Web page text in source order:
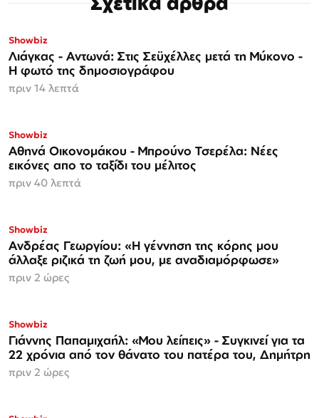
Showbiz
Λιάγκας - Αντωνά: Στις Σεϋχέλλες μετά τη Μύκονο -
Η φωτό της δημοσιογράφου
πριν 14 λεπτά
Showbiz
Αθηνά Οικονομάκου - Μπρούνο Τσερέλα: Νέες
εικόνες απο το ταξίδι του μέλιτος
πριν 40 λεπτά
Showbiz
Ανδρέας Γεωργίου: «Η γέννηση της κόρης μου
άλλαξε ριζικά τη ζωή μου, με αναδιαμόρφωσε»
πριν 2 ώρες
Showbiz
Γιάννης Παπαμιχαήλ: «Μου λείπεις» - Συγκινεί για τα
22 χρόνια από τον θάνατο του πατέρα του, Δημήτρη
πριν 2 ώρες